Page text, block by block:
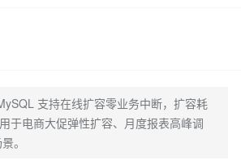
支持在线扩容零业务中断，扩容耗
于电商大促弹性扩容、月度报表高峰调
。